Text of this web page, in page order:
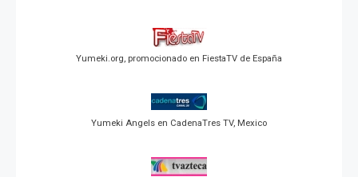
Yumeki.org, promocionado en FiestaTV de España
Yumeki Angels en CadenaTres TV, Mexico